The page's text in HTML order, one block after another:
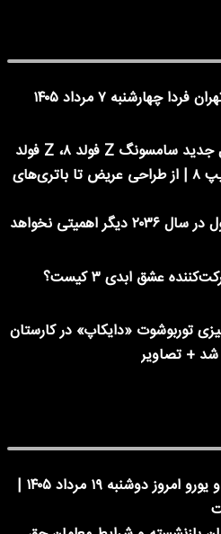
فوری | ادارات تهران فردا چهارشنبه ۷ مرداد ۱۴۰۵
معرفی سه مدل جدید سامسونگ Z فولد ۸، Z فولد
۸ اولترا و Z فلیپ ۸ | از طراحی عریض تا باتری‌های
ایلان ماسک: پول در سال ۲۰۳۶ دیگر اهمیتی نخواهد
عشق ابدی ۳ کیست؟
توربوشوت «دایکاپ» در کارستان
شد + تصاویر
خبر فوری از قیمت ارز دلار، طلا و یورو امروز دوشنبه ۱۹ مرداد ۱۴۰۵ |